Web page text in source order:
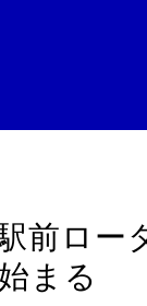
前ロー
まる